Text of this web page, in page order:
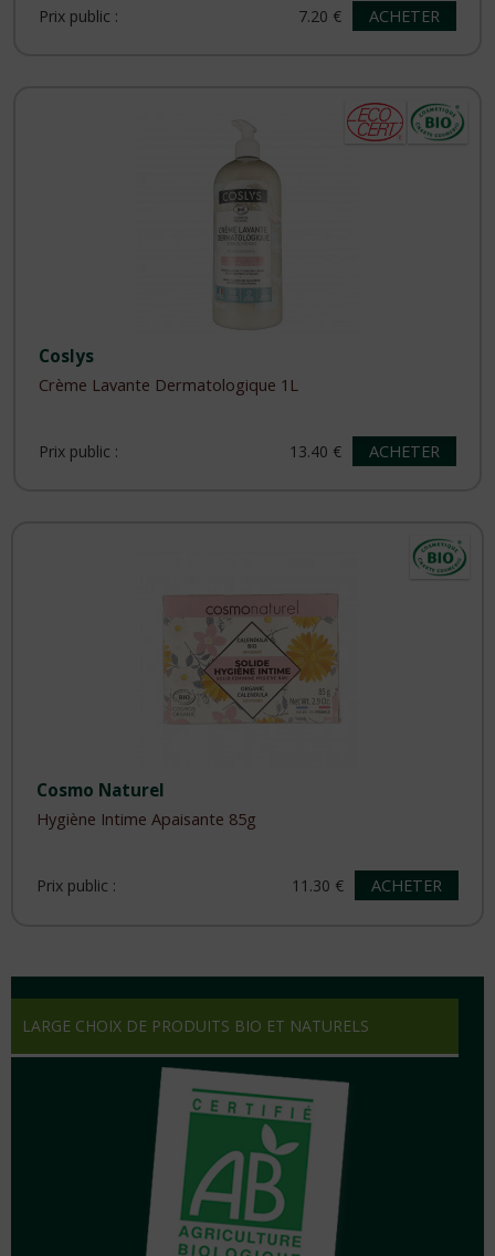
Prix public : 7.20 € ACHETER
Coslys
Crème Lavante Dermatologique 1L
Prix public : 13.40 € ACHETER
Cosmo Naturel
Hygiène Intime Apaisante 85g
Prix public : 11.30 € ACHETER
LARGE CHOIX DE PRODUITS BIO ET NATURELS